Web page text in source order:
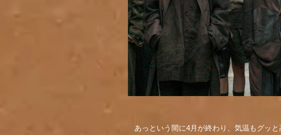
あっという間に4月が終わり、気温もグッ